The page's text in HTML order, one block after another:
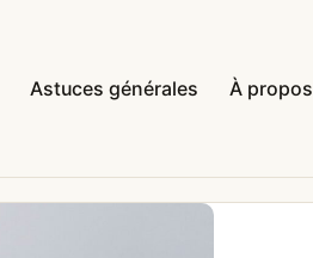
Astuces générales À propos